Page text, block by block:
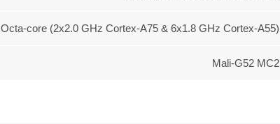
Octa-core (2x2.0 GHz Cortex-A75 & 6x1.8 GHz Cortex-A55)
Mali-G52 MC2